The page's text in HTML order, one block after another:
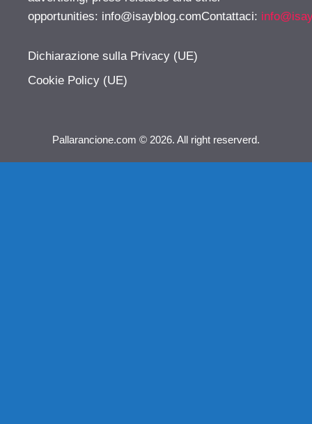
opportunities: info@isayblog.comContattaci:
Dichiarazione sulla Privacy (UE)
Cookie Policy (UE)
Pallarancione.com © 2026. All right reserverd.